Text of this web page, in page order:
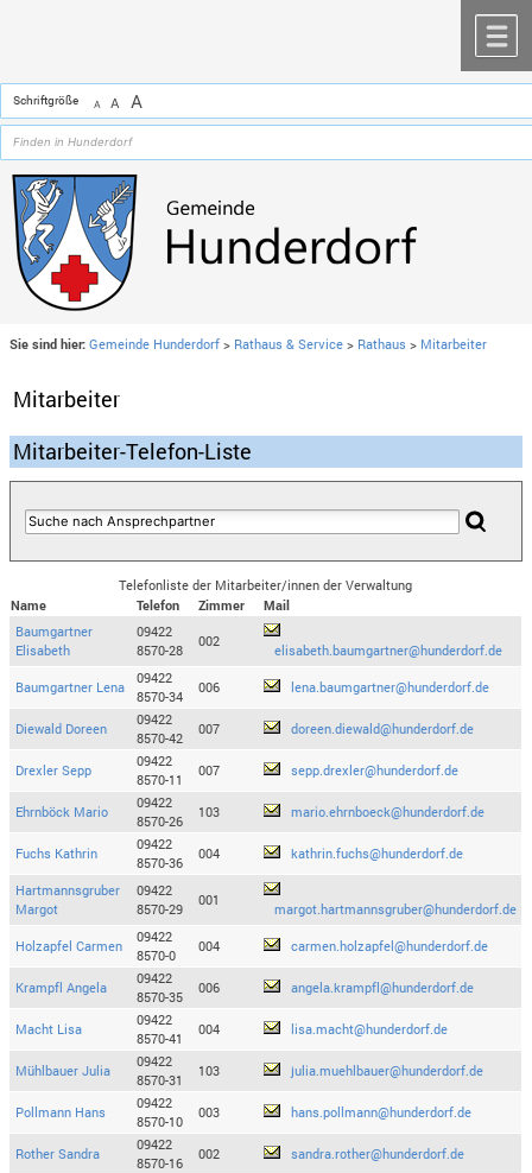
Schriftgröße A A A
Sie sind hier: Gemeinde Hunderdorf > Rathaus & Service > Rathaus > Mitarbeiter
Mitarbeiter
Mitarbeiter-Telefon-Liste
Telefonliste der Mitarbeiter/innen der Verwaltung
Name
Telefon Zimmer
Mail
Baumgartner
Elisabeth
09422
8570-28
002
elisabeth.baumgartner@hunderdorf.de
Baumgartner Lena
09422
8570-34
006 lena.baumgartner@hunderdorf.de
Diewald Doreen
09422
8570-42
007 doreen.diewald@hunderdorf.de
Drexler Sepp
09422
8570-11
007 sepp.drexler@hunderdorf.de
Ehrnböck Mario
09422
8570-26
103 mario.ehrnboeck@hunderdorf.de
Fuchs Kathrin
09422
8570-36
004 kathrin.fuchs@hunderdorf.de
Hartmannsgruber
Margot
09422
8570-29
001
margot.hartmannsgruber@hunderdorf.de
Holzapfel Carmen
09422
8570-0
004 carmen.holzapfel@hunderdorf.de
Krampfl Angela
09422
8570-35
006 angela.krampfl@hunderdorf.de
Macht Lisa
09422
8570-41
004 lisa.macht@hunderdorf.de
Mühlbauer Julia
09422
8570-31
103 julia.muehlbauer@hunderdorf.de
Pollmann Hans
09422
8570-10
003 hans.pollmann@hunderdorf.de
Rother Sandra
09422
8570-16
002 sandra.rother@hunderdorf.de